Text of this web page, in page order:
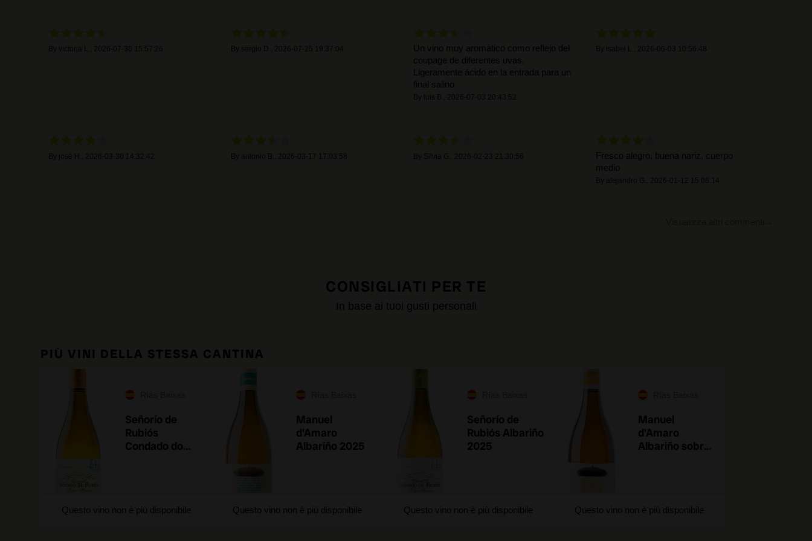
victoria L. 2026-07-30 15:57:26 sergio D. 2026-07-25 19:37:04
Un vino muy aromático como reflejo del
coupage de diferentes uvas.
Ligeramente ácido en la entrada para un
final salino
2026-07-03 20:43:52
isabel L. 2026-06-03 10:56:48
josé H. 2026-03-30 14:32:42 antonio B. 2026-03-17 17:03:58 2026-02-23 21:30:56
Fresco alegro, buena nariz, cuerpo
medio
alejandro G. 2026-01-12 15:08:14
CONSIGLIATI PER TE
In base ai tuoi gusti personali
PIÙ VINI DELLA STESSA CANTINA
Señorío de
Rubiós
Condado do
Questo vino non è più disponibile
Manuel
d'Amaro
Albariño 2025
Questo vino non è più disponibile
Señorío de
Rubiós Albariño
2025
Questo vino non è più disponibile
Manuel
d'Amaro
Albariño sobre
Questo vino non è più disponibile